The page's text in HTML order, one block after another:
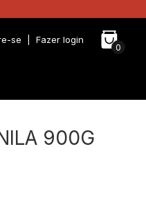
se Fazer login
0
900G